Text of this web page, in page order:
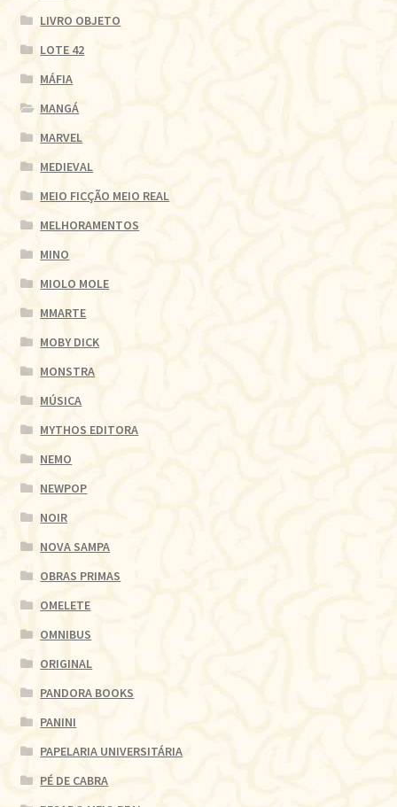
LIVRO OBJETO
LOTE 42
MÁFIA
MANGÁ
MARVEL
MEDIEVAL
MEIO FICÇÃO MEIO REAL
MELHORAMENTOS
MINO
MIOLO MOLE
MMARTE
MOBY DICK
MONSTRA
MÚSICA
MYTHOS EDITORA
NEMO
NEWPOP
NOIR
NOVA SAMPA
OBRAS PRIMAS
OMELETE
OMNIBUS
ORIGINAL
PANDORA BOOKS
PANINI
PAPELARIA UNIVERSITÁRIA
PÉ DE CABRA